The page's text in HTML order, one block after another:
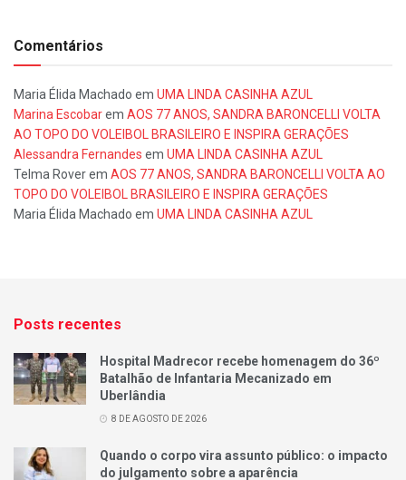
Comentários
Maria Élida Machado em UMA LINDA CASINHA AZUL
Marina Escobarem AOS 77 ANOS, SANDRA BARONCELLI VOLTA
AO TOPO DO VOLEIBOL BRASILEIRO E INSPIRA GERAÇÕES
Alessandra Fernandes em UMA LINDA CASINHA AZUL
Telma Roverem AOS 77 ANOS, SANDRA BARONCELLI VOLTA AO
TOPO DO VOLEIBOL BRASILEIRO E INSPIRA GERAÇÕES
Maria Élida Machado em UMA LINDA CASINHA AZUL
Posts recentes
Hospital Madrecor recebe homenagem do 36º
Batalhão de Infantaria Mecanizado em
Uberlândia
8 DE AGOSTO DE 2026
Quando o corpo vira assunto público: o impacto
do julgamento sobre a aparência